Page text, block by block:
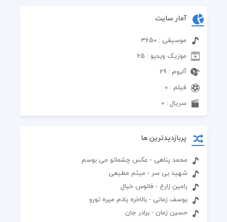
آمار سایت
موسیقی : 3650
موزیک ویدیو : 65
آلبوم : 29
فیلم : 0
سریال : 0
پربازدیدترین ها
محمد پناهی - عکس چشماتو می بوسم
شهید بی سر - میثم مطیعی
رامین زارع - فانوس خیال
یوسف زمانی - بالاخره یادم میره تورو
حسین زمان - برادر جان